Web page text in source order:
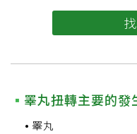
睪丸扭轉主要的發
睪丸